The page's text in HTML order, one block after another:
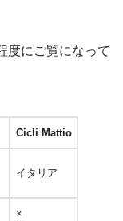
度にご覧になって
Cicli Mattio
イタリア
×